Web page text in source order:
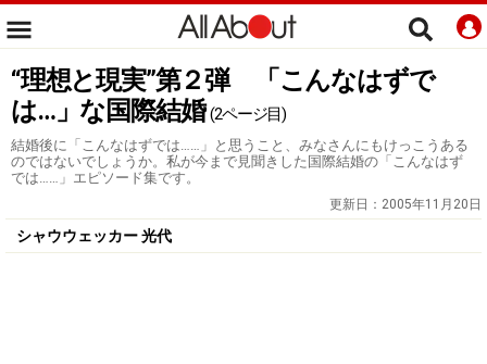
“理想と現実”第２弾 「こんなはずで
は…」な国際結婚 (2ページ目)
結婚後に「こんなはずでは……」と思うこと、みなさんにもけっこうある
のではないでしょうか。私が今まで見聞きした国際結婚の「こんなはず
では……」エピソード集です。
更新日： 2005年11月20日
シャウウェッカー 光代